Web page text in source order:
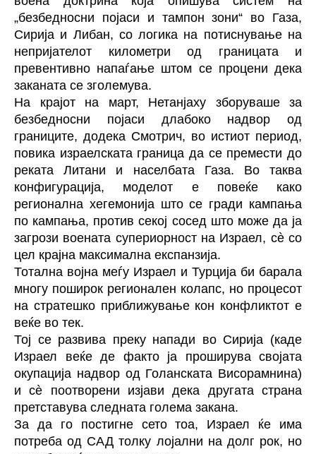
„безбедносни појаси и тампон зони“ во Газа,
Сирија и Либан, со логика на потиснување на
непријателот километри од границата и
превентивно напаѓање штом се процени дека
заканата се зголемува.
На крајот на март, Нетанјаху зборуваше за
безбедносни појаси длабоко надвор од
границите, додека Смотрич, во истиот период,
повика израелската граница да се премести до
реката Литани и населбата Газа. Во таква
конфигурација, моделот е повеќе како
регионална хегемонија што се гради кампања
по кампања, против секој сосед што може да ја
загрози воената супериорност на Израел, сè со
цел крајна максимална експанзија.
Тотална војна меѓу Израел и Турција би барала
многу поширок регионален колапс, но процесот
на стратешко приближување кон конфликтот е
веќе во тек.
Тој се развива преку напади во Сирија (каде
Израел веќе де факто ја проширува својата
окупација надвор од Голанската Висорамнина)
и сè поотворени изјави дека другата страна
претставува следната голема закана.
За да го постигне сето тоа, Израел ќе има
потреба од САД толку лојални на долг рок, но